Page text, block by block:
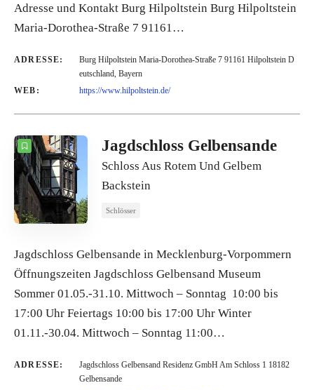
Adresse und Kontakt Burg Hilpoltstein Burg Hilpoltstein
Maria-Dorothea-Straße 7 91161…
ADRESSE:
Burg Hilpoltstein Maria-Dorothea-Straße 7 91161 Hilpoltstein D
eutschland, Bayern
WEB:
https://www.hilpoltstein.de/
Jagdschloss Gelbensande
Schloss Aus Rotem Und Gelbem
Backstein
Schlösser
Jagdschloss Gelbensande in Mecklenburg-Vorpommern
Öffnungszeiten Jagdschloss Gelbensand Museum
Sommer 01.05.-31.10. Mittwoch – Sonntag 10:00 bis
17:00 Uhr Feiertags 10:00 bis 17:00 Uhr Winter
01.11.-30.04. Mittwoch – Sonntag 11:00…
ADRESSE:
Jagdschloss Gelbensand Residenz GmbH Am Schloss 1 18182
Gelbensande